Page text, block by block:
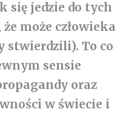
się jedzie do tych
może człowieka
stwierdzili). To co
sensie
oraz
w świecie i